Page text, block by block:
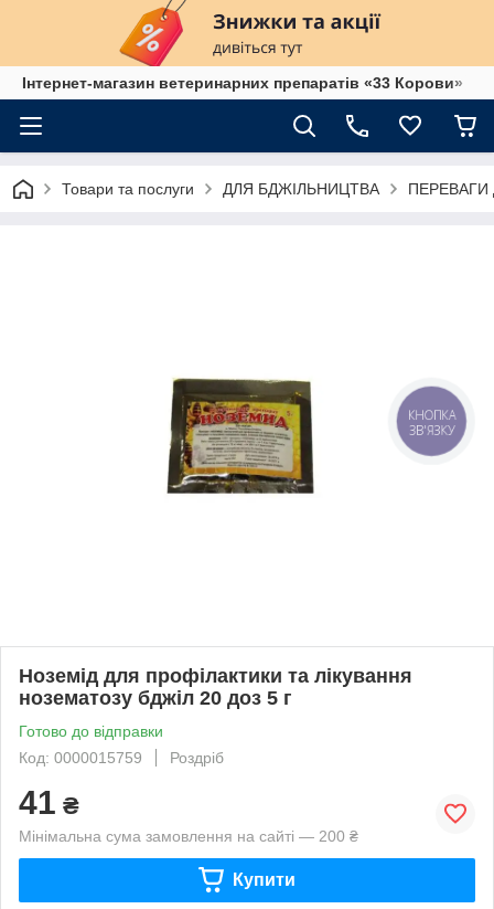
Інтернет-магазин ветеринарних препаратів «33 Корови»
Товари та послуги ДЛЯ БДЖІЛЬНИЦТВА
Ноземід для профілактики та лікування
нозематозу бджіл 20 доз 5 г
Готово до відправки
Код: 0000015759
Роздріб
41 ₴
Мінімальна сума замовлення на сайті — 200 ₴
Купити
КНОПКА
ЗВ'ЯЗКУ